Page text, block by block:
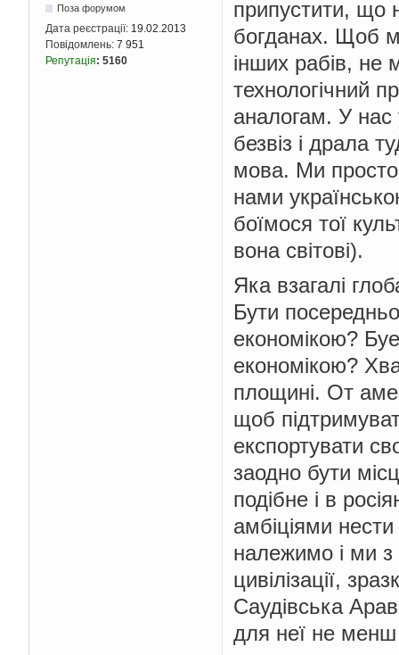
Поза форумом
Дата реєстрації: 19.02.2013
Повідомлень: 7 951
Репутація: 5160
припустити, що
богданах. Щоб
інших рабів, не
технологічний
аналогам. У нас
безвіз і драла
мова. Ми просто
нами
боїмося тої
вона світові).
Яка взагалі
Бути
економікою?
економікою?
площині. От
щоб
експортувати
заодно бути
подібне і в
амбіціями
належимо і ми
цивілізації,
Саудівська
для неї не